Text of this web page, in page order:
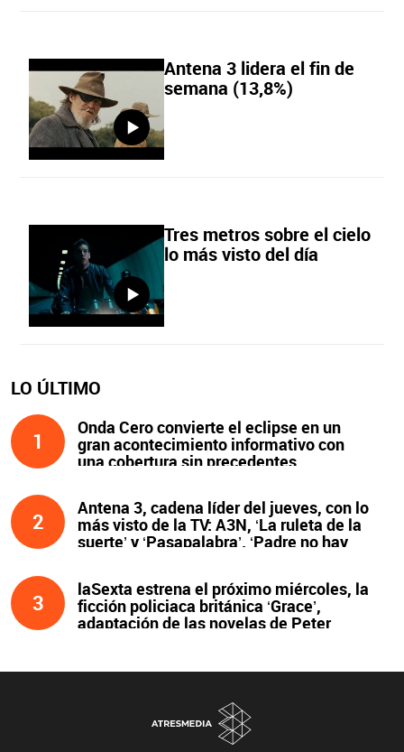
Antena 3 lidera el fin de
semana (13,8%)
Tres metros sobre el cielo
lo más visto del día
LO ÚLTIMO
1
Onda Cero convierte el eclipse en un
gran acontecimiento informativo con
una cobertura sin precedentes
2
Antena 3, cadena líder del jueves, con lo
más visto de la TV: A3N, ‘La ruleta de la
suerte’ y ‘Pasapalabra’. ‘Padre no hay
3
laSexta estrena el próximo miércoles, la
ficción policiaca británica ‘Grace’,
adaptación de las novelas de Peter